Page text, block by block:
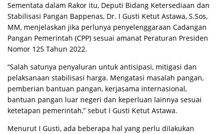
Sementata dalam Rakor itu, Deputi Bidang Ketersediaan dan
Stabilisasi Pangan Bappenas, Dr. I Gusti Ketut Astawa, S.Sos,
MM, menjelaskan jika perlunya penyelenggaraan Cadangan
Pangan Pemerintah (CPP) sesuai amanat Peraturan Presiden
Nomor 125 Tahun 2022.
“Salah satunya penyaluran untuk antisipasi, mitigasi dan
pelaksanaan stabilisasi harga. Mengatasi masalah pangan,
pemberian bantuan pangan, kerjasama internasional,
bantuan pangan luar negeri dan keperluan lainnya sesuai
ketetapan pemerintah,” sebut I Gusti Ketut Astawa.
Menurut I Gusti, ada beberapa hal yang perlu dilakukan